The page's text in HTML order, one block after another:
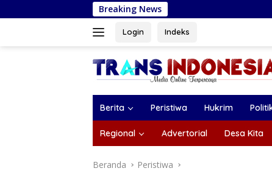
ke
Breaking News Ramalan
Login Indeks
Berita Peristiwa Hukrim
Regional Advertorial Desa Kita
Beranda Peristiwa